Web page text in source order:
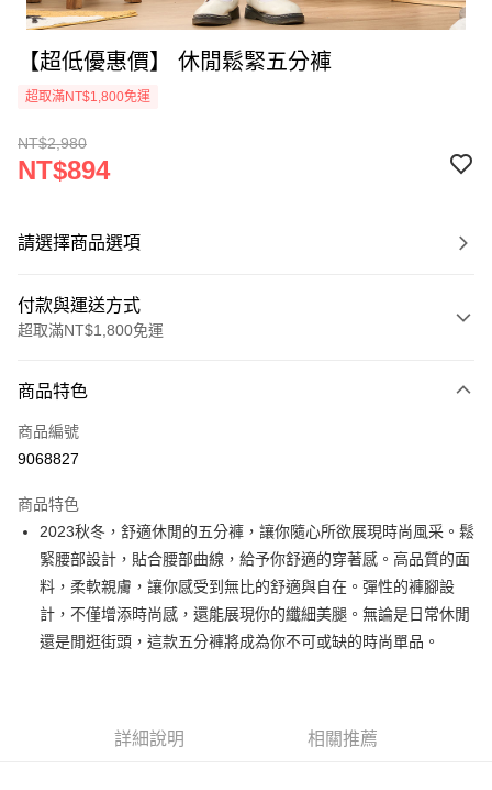
【超低優惠價】 休閒鬆緊五分褲
超取滿NT$1,800免運
NT$2,980
NT$894
請選擇商品選項
付款與運送方式
超取滿NT$1,800免運
信用卡一次付款
超商取貨付款
Apple Pay
街口支付
悠遊付
Google Pay
AFTEE先享後付
商品特色
商品編號
9068827
商品特色
2023秋冬，舒適休閒的五分褲，讓你隨心所欲展現時尚風采。鬆
緊腰部設計，貼合腰部曲線，給予你舒適的穿著感。高品質的面
料，柔軟親膚，讓你感受到無比的舒適與自在。彈性的褲腳設
計，不僅增添時尚感，還能展現你的纖細美腿。無論是日常休閒
還是閒逛街頭，這款五分褲將成為你不可或缺的時尚單品。
詳細說明 相關推薦